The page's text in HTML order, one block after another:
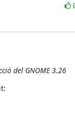
del GNOME 3.26